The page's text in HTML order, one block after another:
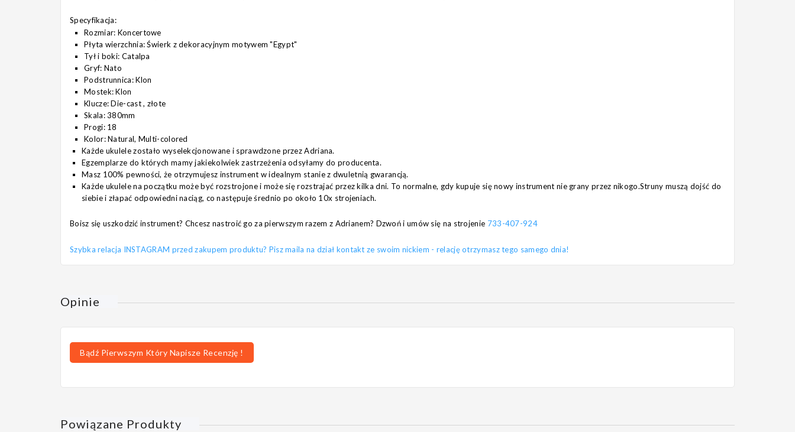
Specyfikacja:
Rozmiar: Koncertowe
Płyta wierzchnia: Świerk z dekoracyjnym motywem "Egypt"
Tył i boki: Catalpa
Gryf: Nato
Podstrunnica: Klon
Mostek: Klon
Klucze: Die-cast , złote
Skala: 380mm
Progi: 18
Kolor: Natural, Multi-colored
Każde ukulele zostało wyselekcjonowane i sprawdzone przez Adriana.
Egzemplarze do których mamy jakiekolwiek zastrzeżenia odsyłamy do producenta.
Masz 100% pewności, że otrzymujesz instrument w idealnym stanie z dwuletnią gwarancją.
Każde ukulele na początku może być rozstrojone i może się rozstrajać przez kilka dni. To normalne, gdy kupuje się nowy instrument nie grany przez nikogo.Struny muszą dojść do
siebie i złapać odpowiedni naciąg, co następuje średnio po około 10x strojeniach.
Boisz się uszkodzić instrument? Chcesz nastroić go za pierwszym razem z Adrianem? Dzwoń i umów się na strojenie 733-407-924
Szybka relacja INSTAGRAM przed zakupem produktu? Pisz maila na dział kontakt ze swoim nickiem - relację otrzymasz tego samego dnia!
Opinie
Bądź Pierwszym Który Napisze Recenzję !
Powiązane Produkty